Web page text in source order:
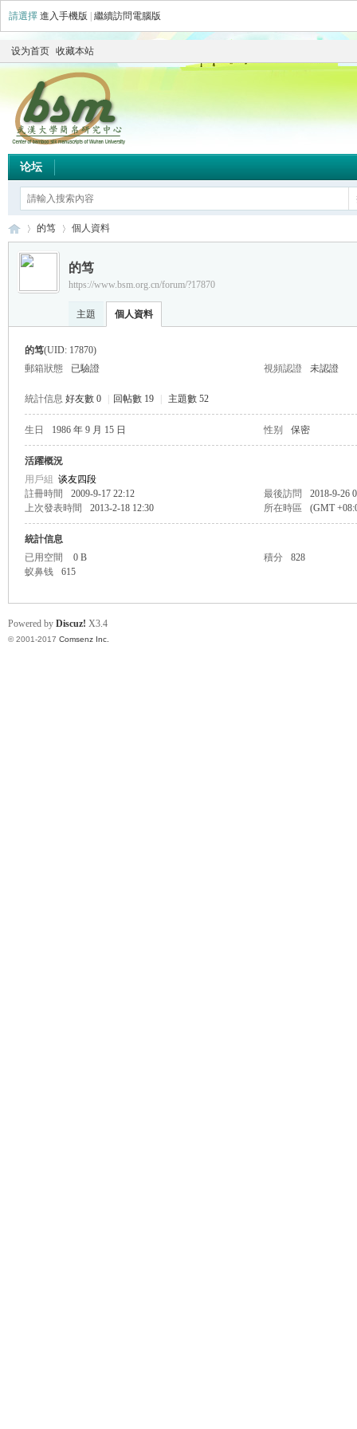
請選擇 進入手機版 繼續訪問電腦版
设为首页 收藏本站
论坛
›
的笃
›
個人資料
的笃
https://www.bsm.org.cn/forum/?17870
主題 個人資料
的笃(UID: 17870)
郵箱狀態
已驗證 視頻認證 未認證
統計信息 好友數 0 回帖數 19 主題數 52
生日 1986 年 9 月 15 日 性别 保密
活躍概況
用戶組 谈友四段
註冊時間
2009-9-17 22:12 最後訪問
2018-9-26
上次發表時間
2013-2-18 12:30 所在時區 (GMT
統計信息
已用空間
0 B 積分
828
蚁鼻钱
615
Powered by Discuz! X3.4
© 2001-2017 Comsenz Inc.